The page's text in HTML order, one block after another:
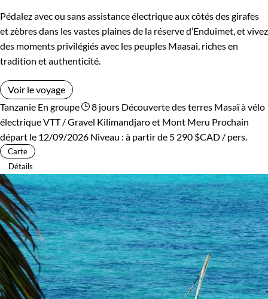
Pédalez avec ou sans assistance électrique aux côtés des girafes
et zèbres dans les vastes plaines de la réserve d’Enduimet, et vivez
des moments privilégiés avec les peuples Maasai, riches en
tradition et authenticité.
Voir le voyage
Tanzanie En groupe 8 jours Découverte des terres Masaï à vélo
électriqueVTT / Gravel Kilimandjaro et Mont Meru Prochain
départ le 12/09/2026 Niveau : à partir de 5 290 $CAD / pers.
Carte
Détails